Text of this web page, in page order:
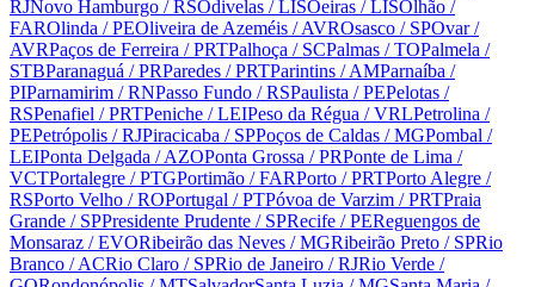
RJNovo Hamburgo / RSOdivelas / LISOeiras / LISOlhão /
FAROlinda / PEOliveira de Azeméis / AVROsasco / SPOvar/
AVRPaços de Ferreira / PRTPalhoça / SCPalmas / TOPalmela /
STBParanaguá / PRParedes / PRTParintins / AMParnaíba /
PIParnamirim / RNPasso Fundo / RSPaulista / PEPelotas /
RSPenafiel / PRTPeniche / LEIPeso da Régua / VRLPetrolina /
PEPetrópolis / RJPiracicaba / SPPoços de Caldas / MGPombal /
LEIPonta Delgada / AZOPonta Grossa / PRPonte de Lima /
VCTPortalegre / PTGPortimão / FARPorto / PRTPorto Alegre /
RSPorto Velho / ROPortugal / PTPóvoa de Varzim / PRTPraia
Grande / SPPresidente Prudente / SPRecife / PEReguengos de
Monsaraz / EVORibeirão das Neves / MGRibeirão Preto / SPRio
Branco / ACRio Claro / SPRio de Janeiro / RJRio Verde /